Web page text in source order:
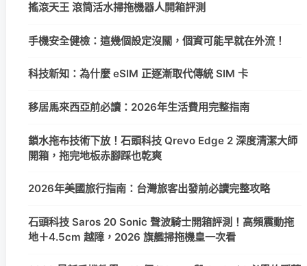
搖滾天王 滾筒活水掃拖機器人開箱評測
手機安全健檢：這幾個設定沒關，個資可能早就在外流！
科技新知：為什麼 eSIM 正逐漸取代傳統 SIM 卡
移居馬來西亞前必讀：2026年生活費用完整指南
鎖水拖布技術下放！石頭科技 Qrevo Edge 2 深度清潔大師
開箱，拖完地板赤腳踩也乾爽
2026年美國旅行指南：台灣旅客出發前必讀完整攻略
石頭科技 Saros 20 Sonic 聲波騎士開箱評測！高頻震動拖
地＋4.5cm 越障，2026 旗艦掃拖機皇一次看